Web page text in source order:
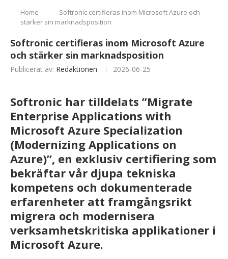
Home -
Softronic certifieras inom Microsoft Azure och
stärker sin marknadsposition
Softronic certifieras inom Microsoft Azure
och stärker sin marknadsposition
Publicerat av: Redaktionen 2026-06-25
Softronic har tilldelats ”Migrate
Enterprise Applications with
Microsoft Azure Specialization
(Modernizing Applications on
Azure)”, en exklusiv certifiering som
bekräftar vår djupa tekniska
kompetens och dokumenterade
erfarenheter att framgångsrikt
migrera och modernisera
verksamhetskritiska applikationer i
Microsoft Azure.